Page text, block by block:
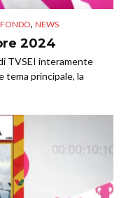
, NEWS
2024
TVSEI interamente
tema principale, la